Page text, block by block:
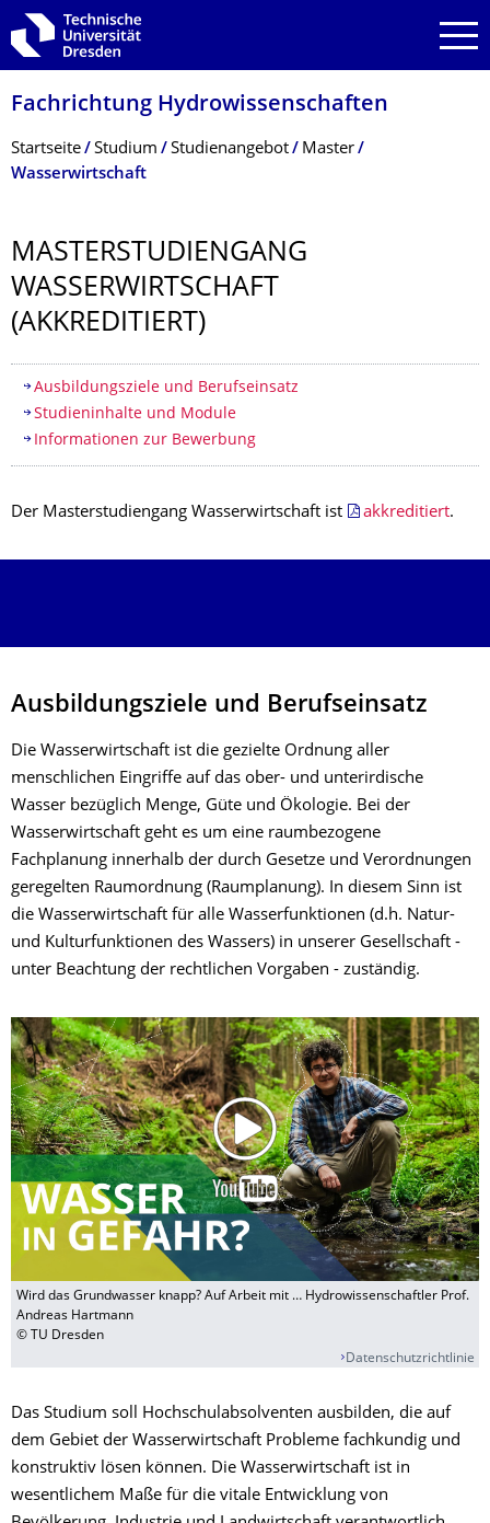
Zur Hauptnavigation springen
Zur Suche springen
Zum Inhalt springen
Fachrichtung Hydrowissenschaf­ten
Breadcrumb-Menü
Startseite Studium Studienangebot
Master
Wasserwirtschaft
MASTERSTUDIEN­GANG
WASSERWIRT­SCHAFT
(AKKREDITIERT)
Inhaltsverzeichnis
Ausbildungsziele und Berufseinsatz
Studieninhalte und Module
Informationen zur Bewerbung
Der Masterstudiengang Wasserwirtschaft ist akkreditiert.
Ausbildungsziele und Berufseinsatz
Die Wasserwirtschaft ist die gezielte Ordnung aller
menschlichen Eingriffe auf das ober- und unterirdische
Wasser bezüglich Menge, Güte und Ökologie. Bei der
Wasserwirtschaft geht es um eine raumbezogene
Fachplanung innerhalb der durch Gesetze und Verordnungen
geregelten Raumordnung (Raumplanung). In diesem Sinn ist
die Wasserwirtschaft für alle Wasserfunktionen (d.h. Natur-
und Kulturfunktionen des Wassers) in unserer Gesellschaft -
unter Beachtung der rechtlichen Vorgaben - zuständig.
Wird das Grundwasser knapp? Auf Arbeit mit … Hydrowissenschaftler Prof.
Andreas Hartmann
© TU Dresden
Datenschutzrichtlinie
Das Studium soll Hochschulabsolventen ausbilden, die auf
dem Gebiet der Wasserwirtschaft Probleme fachkundig und
konstruktiv lösen können. Die Wasserwirtschaft ist in
wesentlichem Maße für die vitale Entwicklung von